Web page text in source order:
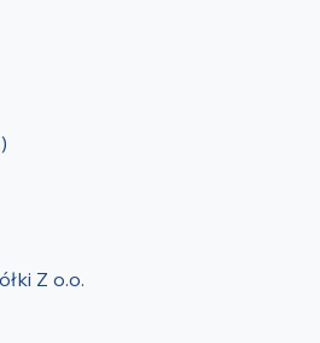
Z o.o.